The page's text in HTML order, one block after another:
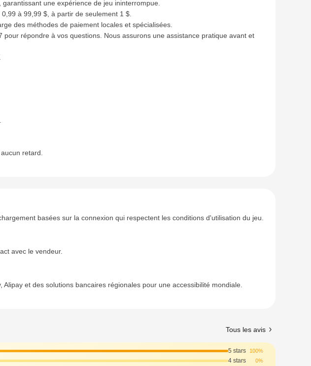
une expérience de jeu ininterrompue.
à 99,99 $, à partir de seulement 1 $.
des méthodes de paiement locales et spécialisées.
répondre à vos questions. Nous assurons une assistance pratique avant et
retard.
basées sur la connexion qui respectent les conditions d'utilisation du jeu.
avec le vendeur.
et des solutions bancaires régionales pour une accessibilité mondiale.
Tous les avis
5 stars 100%
4 stars 0%